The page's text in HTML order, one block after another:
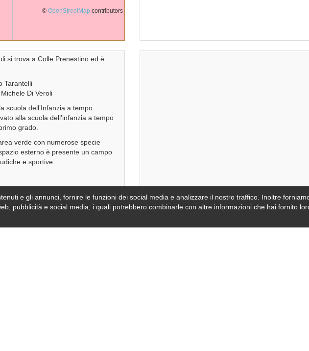
© OpenStreetMap contributors
si trova a Colle Prenestino ed è
Tarantelli
Di Veroli
scuola dell’Infanzia a tempo
alla scuola dell’infanzia a tempo
grado.
verde con numerose specie
esterno è presente un campo
e sportive.
video oppure
e gli annunci, fornire le funzioni dei social media e analizzare il nostro traffico. Inoltre
pubblicità e social media, i quali potrebbero combinarle con altre informazioni che hai fornito